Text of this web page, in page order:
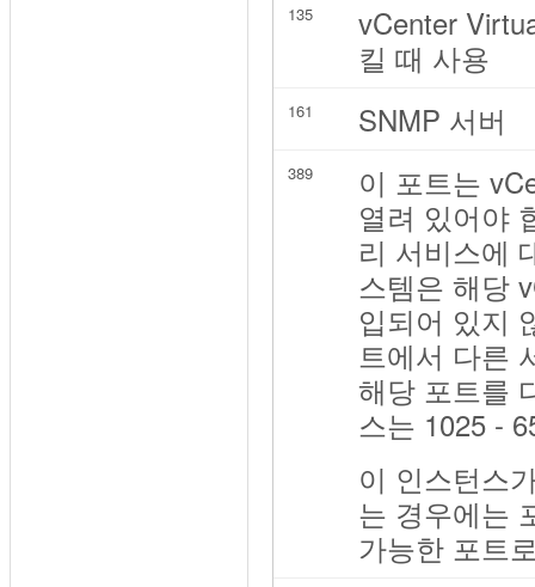
135
vCenter
킬 때 사용
161 SNMP 서버
389
이 포트는
열려 있어야
리 서비스에
스템은 해당
입되어 있지
트에서 다른
해당 포트를
스는 1025 -
이 인스턴스
는 경우에는
가능한 포트